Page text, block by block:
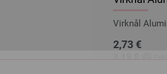
Virknål
2,73 €